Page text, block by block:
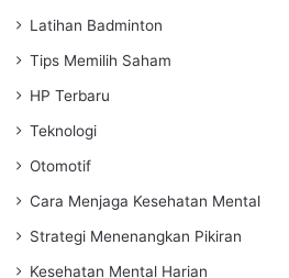
Latihan Badminton
Tips Memilih Saham
HP Terbaru
Teknologi
Otomotif
Cara Menjaga Kesehatan Mental
Strategi Menenangkan Pikiran
Kesehatan Mental Harian